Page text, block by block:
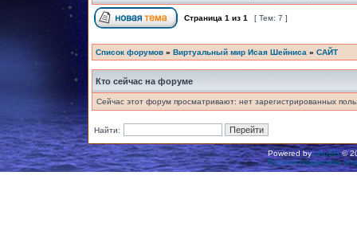
Страница 1 из 1 [ Тем: 7 ]
Список форумов » Виртуальный мир Исая Шейниса » САЙТ
Кто сейчас на форуме
Сейчас этот форум просматривают: нет зарегистрированных
Найти:
Powered byphpBB©
Русская поддержка